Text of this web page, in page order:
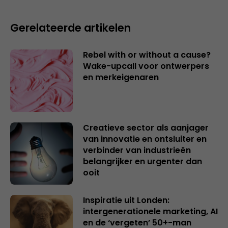
Gerelateerde artikelen
Rebel with or without a cause?
Wake-upcall voor ontwerpers
en merkeigenaren
Creatieve sector als aanjager
van innovatie en ontsluiter en
verbinder van industrieën
belangrijker en urgenter dan
ooit
Inspiratie uit Londen:
intergenerationele marketing, AI
en de ‘vergeten’ 50+-man